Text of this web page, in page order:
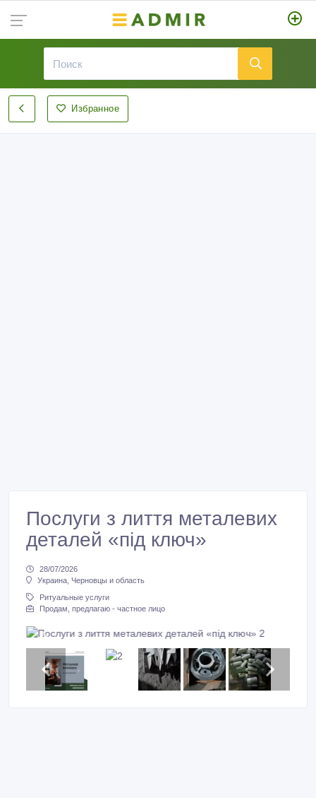
Избранное
Послуги з лиття металевих
деталей «під ключ»
28/07/2026
Украина, Черновцы и область
Ритуальные услуги
Продам, предлагаю - частное лицо